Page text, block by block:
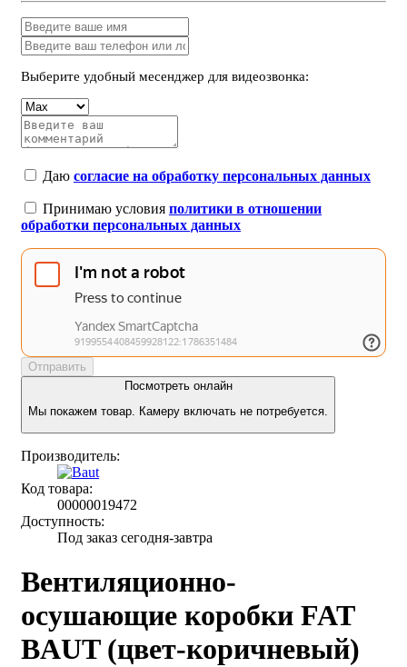
Выберите удобный месенджер для видеозвонка:
Даю согласие на обработку персональных данных
Принимаю условия политики в отношении
обработки персональных данных
Отправить
Посмотреть онлайн
Мы покажем товар. Камеру включать не потребуется.
Производитель:
Код товара:
00000019472
Доступность:
Под заказ сегодня-завтра
Вентиляционно-
осушающие коробки FAT
BAUT (цвет-коричневый)